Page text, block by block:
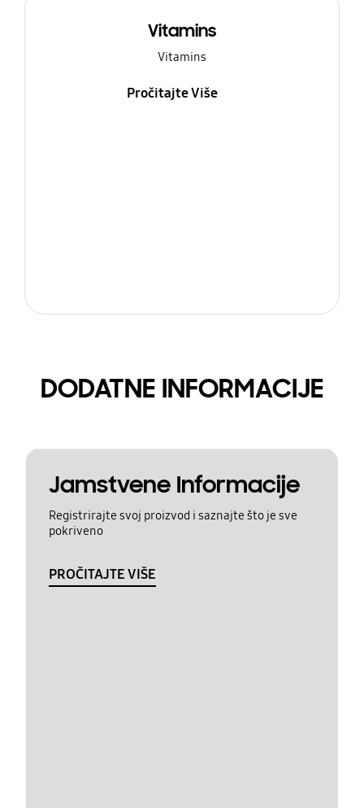
Vitamins
Vitamins
Pročitajte Više
DODATNE INFORMACIJE
Jamstvene Informacije
Registrirajte svoj proizvod i saznajte što je sve
pokriveno
PROČITAJTE VIŠE